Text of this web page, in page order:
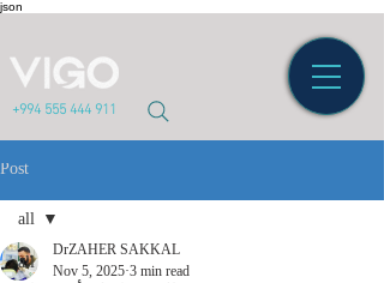
json
+994 555 444 911
Post
all
all
DrZAHER SAKKAL
Nov 5, 20253 min read